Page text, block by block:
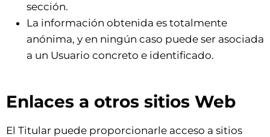
sección.
La información obtenida es totalmente
anónima, y en ningún caso puede ser asociada
a un Usuario concreto e identificado.
Enlaces a otros sitios Web
El Titular puede proporcionarle acceso a sitios